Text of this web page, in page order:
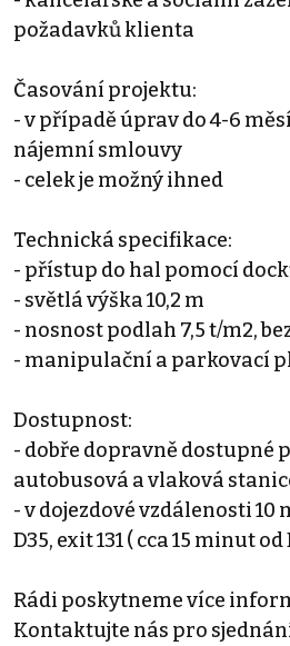
požadavků klienta
Časování projektu:
- v případě úprav do 4-6
nájemní smlouvy
- celek je možný ihned
Technická specifikace:
- přístup do hal pomocí
- světlá výška 10,2 m
- nosnost podlah 7,5 t/m2,
- manipulační a parkovací
Dostupnost:
- dobře dopravně dostupné
autobusová a vlaková
- v dojezdové vzdálenosti 10
D35, exit 131 ( cca 15 minut od
Rádi poskytneme více
Kontaktujte nás pro